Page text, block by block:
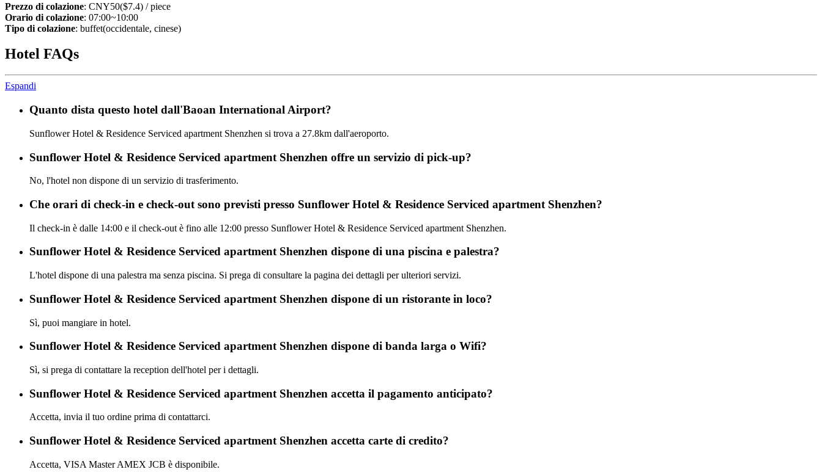
Prezzo di colazione: CNY50($7.4) / piece
Orario di colazione: 07:00~10:00
Tipo di colazione: buffet(occidentale, cinese)
Hotel FAQs
Espandi
Quanto dista questo hotel dall'Baoan International Airport?
Sunflower Hotel & Residence Serviced apartment Shenzhen si trova a 27.8km dall'aeroporto.
Sunflower Hotel & Residence Serviced apartment Shenzhen offre un servizio di pick-up?
No, l'hotel non dispone di un servizio di trasferimento.
Che orari di check-in e check-out sono previsti presso Sunflower Hotel & Residence Serviced apartment Shenzhen?
Il check-in è dalle 14:00 e il check-out è fino alle 12:00 presso Sunflower Hotel & Residence Serviced apartment Shenzhen.
Sunflower Hotel & Residence Serviced apartment Shenzhen dispone di una piscina e palestra?
L'hotel dispone di una palestra ma senza piscina. Si prega di consultare la pagina dei dettagli per ulteriori servizi.
Sunflower Hotel & Residence Serviced apartment Shenzhen dispone di un ristorante in loco?
Sì, puoi mangiare in hotel.
Sunflower Hotel & Residence Serviced apartment Shenzhen dispone di banda larga o Wifi?
Sì, si prega di contattare la reception dell'hotel per i dettagli.
Sunflower Hotel & Residence Serviced apartment Shenzhen accetta il pagamento anticipato?
Accetta, invia il tuo ordine prima di contattarci.
Sunflower Hotel & Residence Serviced apartment Shenzhen accetta carte di credito?
Accetta, VISA Master AMEX JCB è disponibile.